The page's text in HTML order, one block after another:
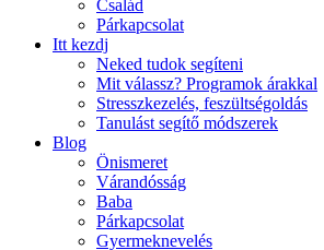
Család
Párkapcsolat
Itt kezdj
Neked tudok segíteni
Mit válassz? Programok árakkal
Stresszkezelés, feszültségoldás
Tanulást segítő módszerek
Blog
Önismeret
Várandósság
Baba
Párkapcsolat
Gyermeknevelés